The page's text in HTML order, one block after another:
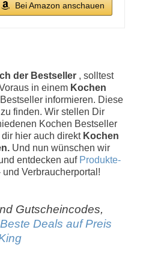
Bei Amazon anschauen
der Bestseller , solltest
in einem Kochen
informieren. Diese
finden. Wir stellen Dir
Kochen Bestseller
hier auch direkt Kochen
Und nun wünschen wir
entdecken auf Produkte-
Verbraucherportal!
Gutscheincodes,
Beste Deals auf Preis